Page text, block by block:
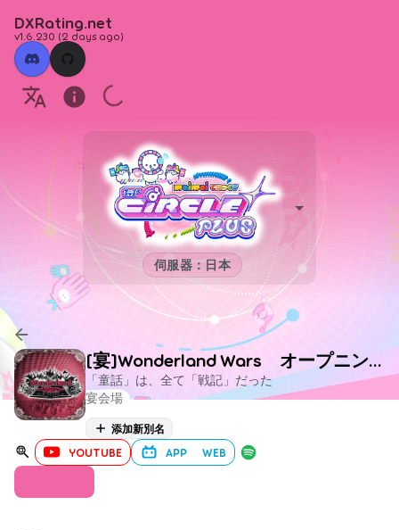
DXRating.net
v1.6.230 (2 days ago)
伺服器：日本
[宴]Wonderland Wars オープニング
「童話」は、全て「戦記」だった
宴会場
添加新別名
YOUTUBE APP WEB